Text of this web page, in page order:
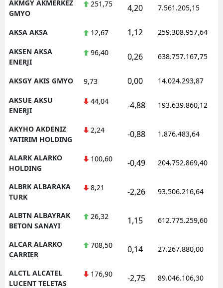
AKMGY AKMERKEZ
GMYO
251,75 4,20 7.561.205,15
AKSA AKSA 12,67 1,12 259.308.957,64
AKSEN AKSA
ENERJI
96,40 0,26 638.757.167,75
AKSGY AKIS GMYO 9,73 0,00 14.024.293,87
AKSUE AKSU
ENERJI
44,04 -4,88 193.639.860,12
AKYHO AKDENIZ
YATIRIM HOLDING
2,24 -0,88 1.876.483,64
ALARK ALARKO
HOLDING
100,60 -0,49 204.752.869,40
ALBRK ALBARAKA
TURK
8,21 -2,26 93.506.216,64
ALBTN ALBAYRAK
BETON SANAYI
26,32 1,15 612.775.259,60
ALCAR ALARKO
CARRIER
708,50 0,14 27.267.880,00
ALCTL ALCATEL
LUCENT TELETAS
176,90 -2,75 89.046.106,30